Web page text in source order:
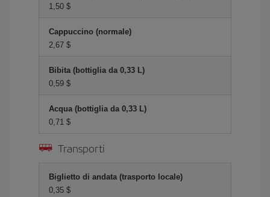
1,50 $
Cappuccino (normale)
2,67 $
Bibita (bottiglia da 0,33 L)
0,59 $
Acqua (bottiglia da 0,33 L)
0,71 $
Transporti
Biglietto di andata (trasporto locale)
0,35 $